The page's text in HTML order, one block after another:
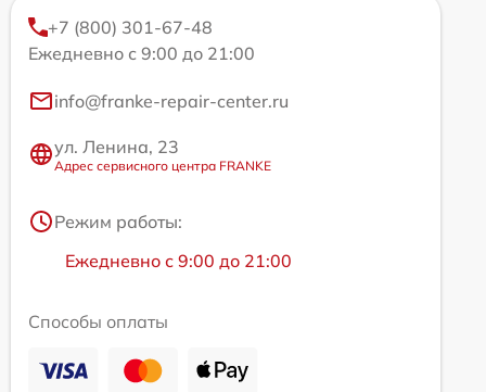
+7 (800) 301-67-48
Ежедневно с 9:00 до 21:00
info@franke-repair-center.ru
ул. Ленина, 23
Адрес сервисного центра FRANKE
Режим работы:
Ежедневно с 9:00 до 21:00
Способы оплаты